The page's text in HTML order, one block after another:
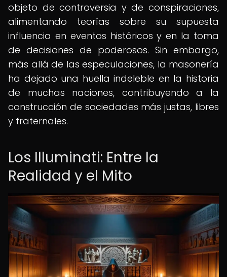
objeto de controversia y de conspiraciones,
alimentando teorías sobre su supuesta
influencia en eventos históricos y en la toma
de decisiones de poderosos. Sin embargo,
más allá de las especulaciones, la masonería
ha dejado una huella indeleble en la historia
de muchas naciones, contribuyendo a la
construcción de sociedades más justas, libres
y fraternales.
Los Illuminati: Entre la
Realidad y el Mito